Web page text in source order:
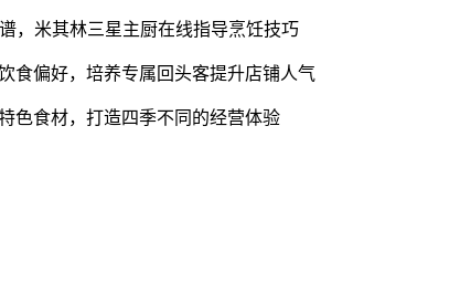
，米其林三星主厨在线指导烹饪技巧
食偏好，培养专属回头客提升店铺人气
色食材，打造四季不同的经营体验